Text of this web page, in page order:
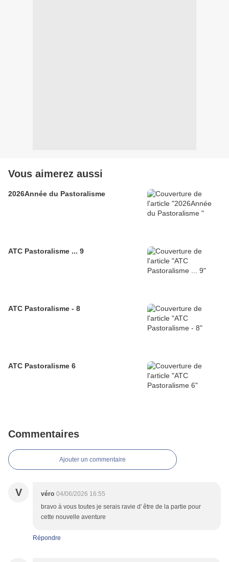
Vous aimerez aussi
2026Année du Pastoralisme
ATC Pastoralisme ... 9
ATC Pastoralisme - 8
ATC Pastoralisme 6
Commentaires
Ajouter un commentaire
V véro 04/06/2026 16:55
bravo à vous toutes je serais ravie d' être de la partie pour
cette nouvelle aventure
Répondre